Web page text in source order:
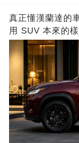
真正懂漢蘭達的
用 SUV 本來的